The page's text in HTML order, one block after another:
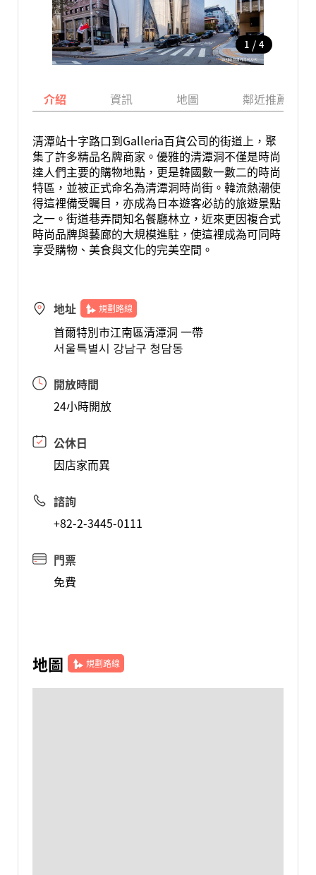
1 / 4
介紹 資訊 地圖 鄰近推薦景點
清潭站十字路口到Galleria百貨公司的街道上，聚
集了許多精品名牌商家。優雅的清潭洞不僅是時尚
達人們主要的購物地點，更是韓國數一數二的時尚
特區，並被正式命名為清潭洞時尚街。韓流熱潮使
得這裡備受矚目，亦成為日本遊客必訪的旅遊景點
之一。街道巷弄間知名餐廳林立，近來更因複合式
時尚品牌與藝廊的大規模進駐，使這裡成為可同時
享受購物、美食與文化的完美空間。
地址 規劃路線
首爾特別市江南區清潭洞 一帶
서울특별시 강남구 청담동
開放時間
24小時開放
公休日
因店家而異
諮詢
+82-2-3445-0111
門票
免費
地圖 規劃路線